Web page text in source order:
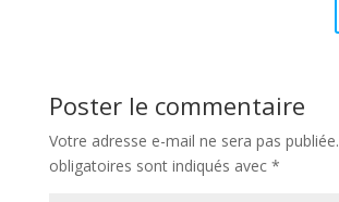
Poster le commentaire
Votre adresse e-mail ne sera pas publiée.
obligatoires sont indiqués avec *